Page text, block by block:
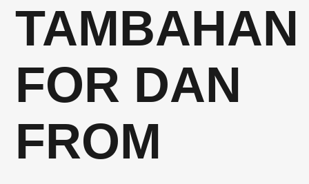
TAMBAHAN
FOR DAN
FROM